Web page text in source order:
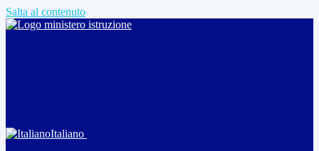
Salta al contenuto
Italiano